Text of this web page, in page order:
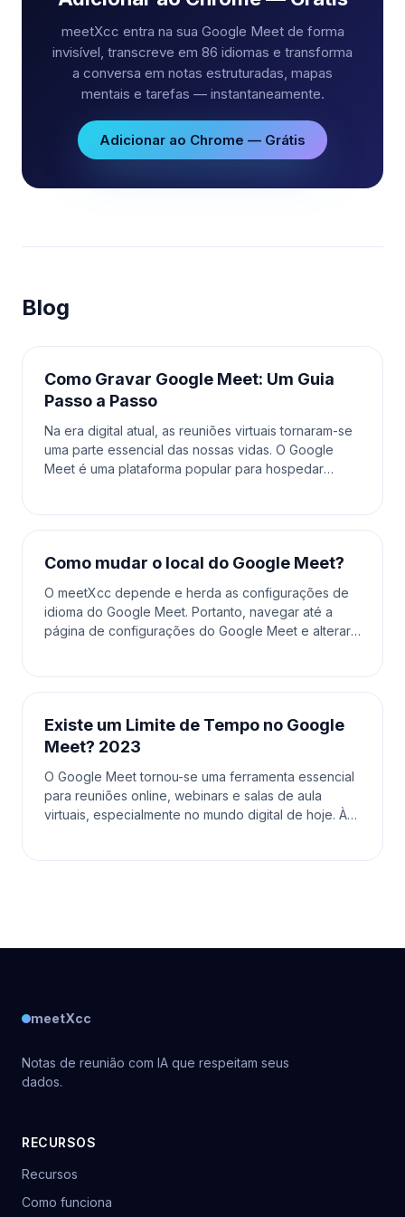
meetXcc entra na sua Google Meet de forma
invisível, transcreve em 86 idiomas e transforma
a conversa em notas estruturadas, mapas
mentais e tarefas — instantaneamente.
Adicionar ao Chrome — Grátis
Blog
Como Gravar Google Meet: Um Guia
Passo a Passo
Na era digital atual, as reuniões virtuais tornaram-se
uma parte essencial das nossas vidas. O Google
Meet é uma plataforma popular para hospedar
Como mudar o local do Google Meet?
O meetXcc depende e herda as configurações de
idioma do Google Meet. Portanto, navegar até a
página de configurações do Google Meet e alterar
Existe um Limite de Tempo no Google
Meet? 2023
O Google Meet tornou-se uma ferramenta essencial
para reuniões online, webinars e salas de aula
virtuais, especialmente no mundo digital de hoje. À
meetXcc
Notas de reunião com IA que respeitam seus
dados.
RECURSOS
Recursos
Como funciona